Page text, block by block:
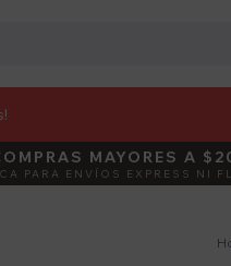
DEBUT
MAYORES A
PARA ENVÍOS EXPRESS NI